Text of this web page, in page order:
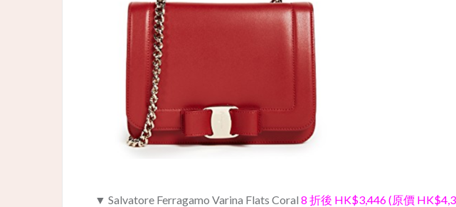
▼ Salvatore Ferragamo Varina Flats Coral 8 折後 HK$3,446 (原價